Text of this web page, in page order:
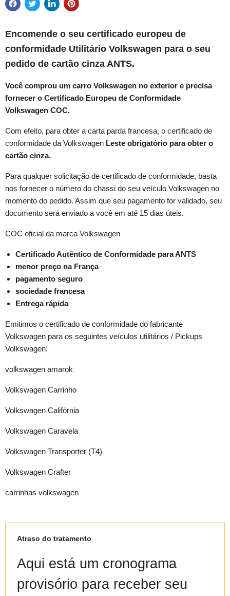
Encomende o seu certificado europeu de
conformidade Utilitário Volkswagen para o seu
pedido de cartão cinza ANTS.
Você comprou um carro Volkswagen no exterior e precisa
fornecer o Certificado Europeu de Conformidade
Volkswagen COC.
Com efeito, para obter a carta parda francesa, o certificado de
conformidade da Volkswagen Leste obrigatório para obter o
cartão cinza.
Para qualquer solicitação de certificado de conformidade, basta
nos fornecer o número do chassi do seu veículo Volkswagen no
momento do pedido. Assim que seu pagamento for validado, seu
documento será enviado a você em até 15 dias úteis.
COC oficial da marca Volkswagen
Certificado Autêntico de Conformidade para ANTS
menor preço na França
pagamento seguro
sociedade francesa
Entrega rápida
Emitimos o certificado de conformidade do fabricante
Volkswagen para os seguintes veículos utilitários / Pickups
Volkswagen:
volkswagen amarok
Volkswagen Carrinho
Volkswagen Califórnia
Volkswagen Caravela
Volkswagen Transporter (T4)
Volkswagen Crafter
carrinhas volkswagen
Atraso do tratamento
Aqui está um cronograma
provisório para receber seu